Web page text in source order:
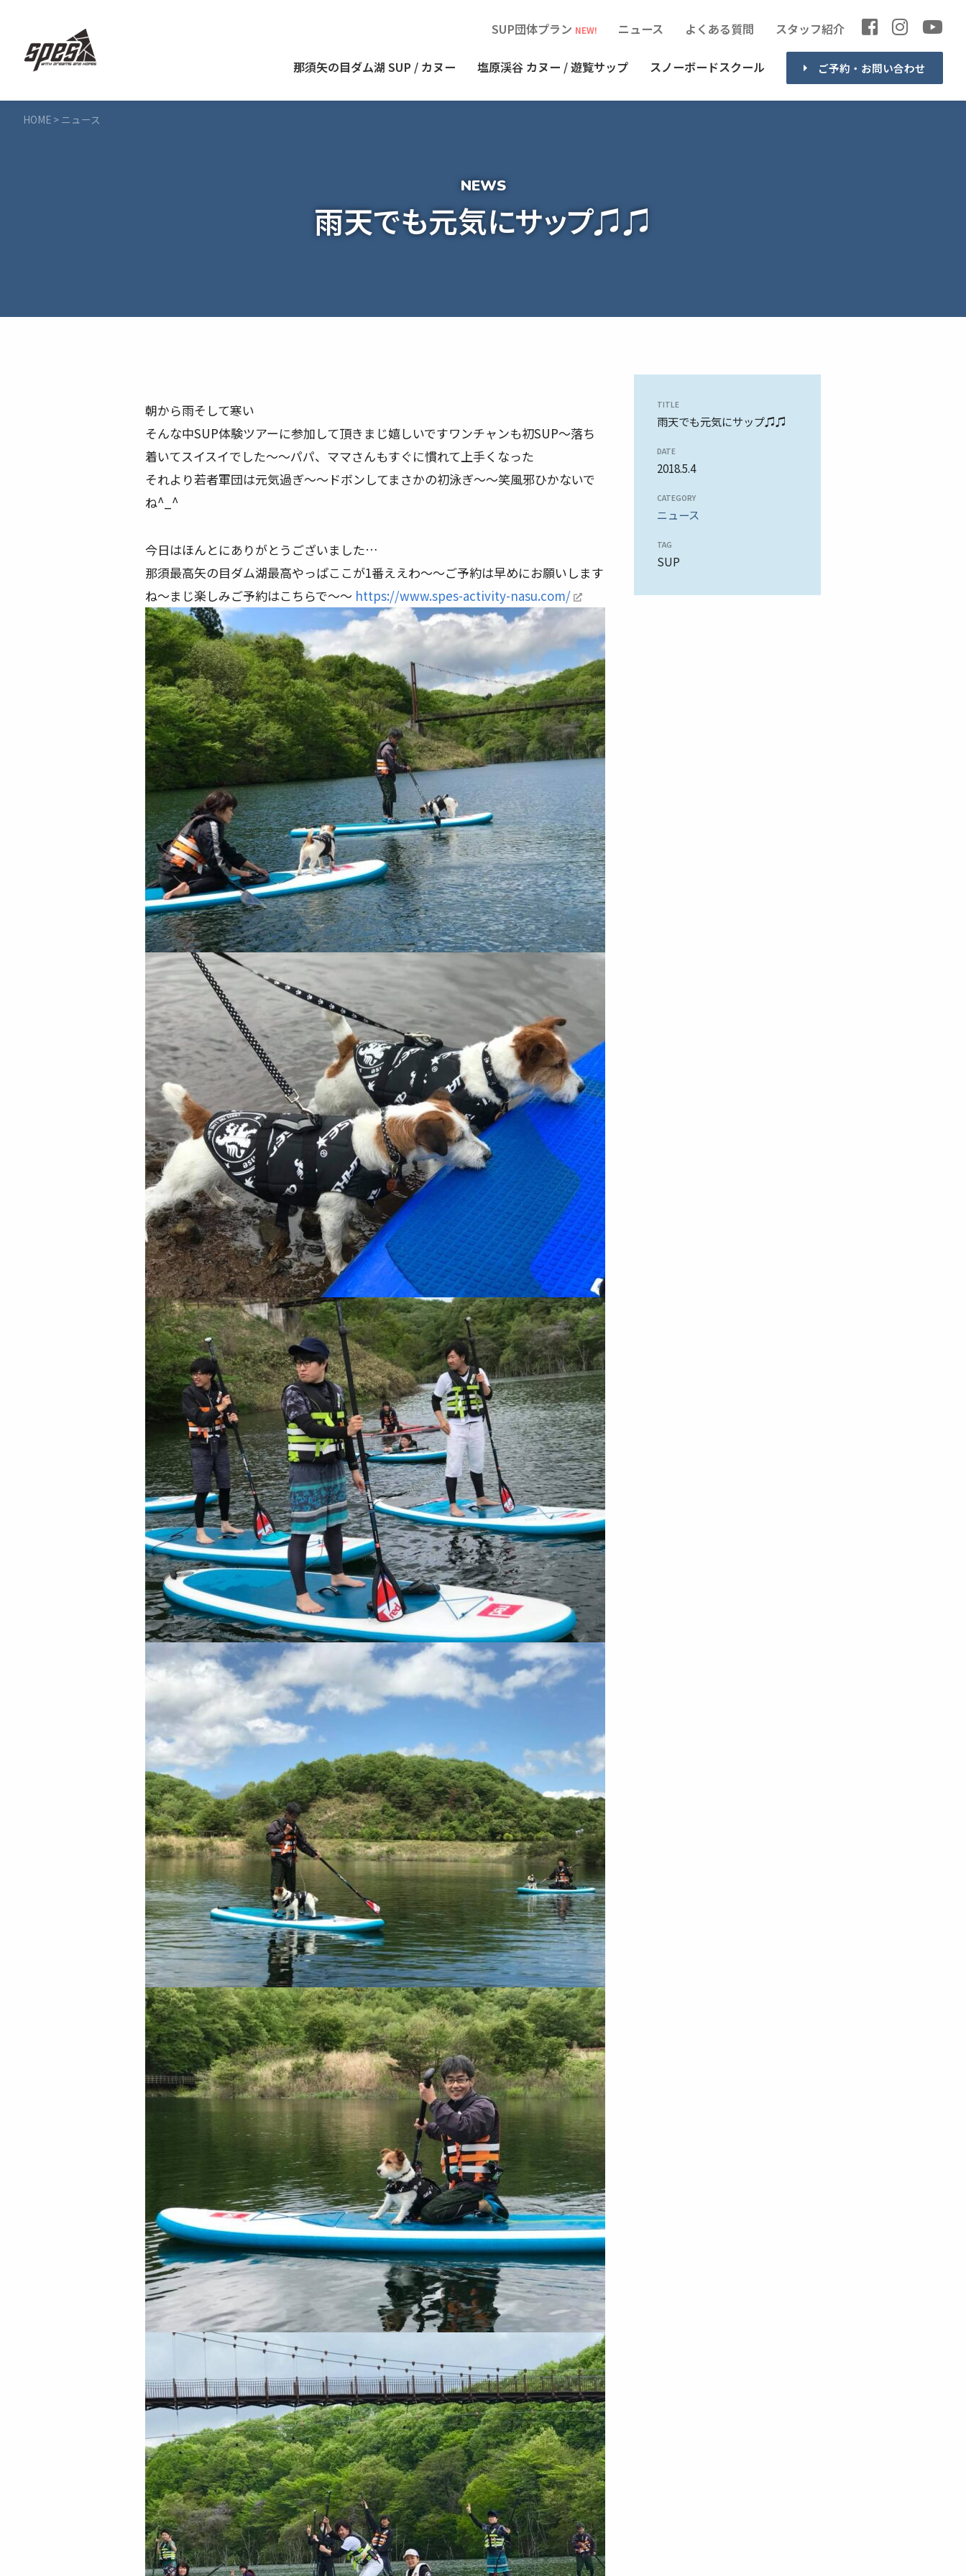
那須矢の目ダム湖 SUP / カヌー 塩原渓谷 カヌー / 遊覧サップ スノーボードスクール ご予約・お問い合わせ
SUP団体プラン NEW! ニュース よくある質問 スタッフ紹介
HOME > ニュース
雨天でも元気にサップ♫♫
朝から雨そして寒い
そんな中SUP体験ツアーに参加して頂きまじ嬉しいですワンチャンも初SUP〜落ち
着いてスイスイでした〜〜パパ、ママさんもすぐに慣れて上手くなった
それより若者軍団は元気過ぎ〜〜ドボンしてまさかの初泳ぎ〜〜笑風邪ひかないで
ね^_^
今日はほんとにありがとうございました…
那須最高矢の目ダム湖最高やっぱここが1番ええわ〜〜ご予約は早めにお願いします
ね〜まじ楽しみご予約はこちらで〜〜 https://www.spes-activity-nasu.com/
TITLE
雨天でも元気にサップ♫♫
DATE
2018.5.4
CATEGORY
ニュース
TAG
SUP